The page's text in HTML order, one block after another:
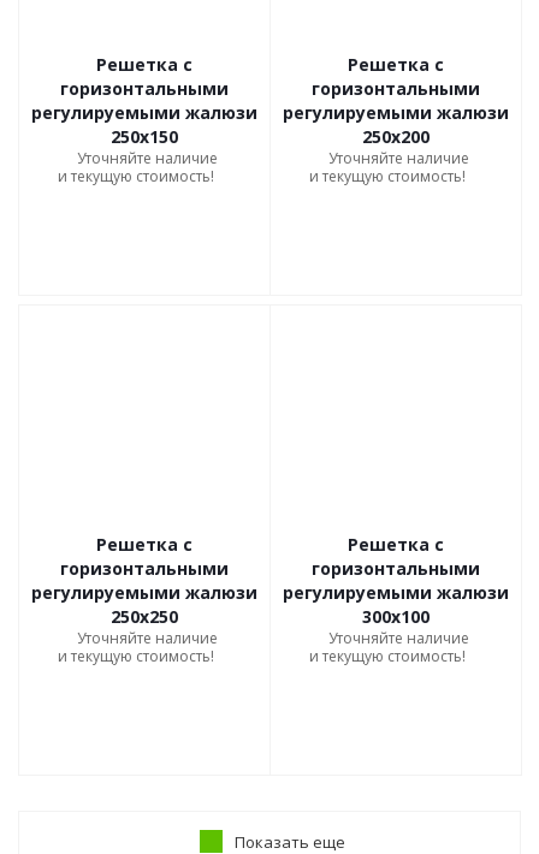
Решетка с
горизонтальными
регулируемыми жалюзи
250х150
Уточняйте наличие
и текущую стоимость!
Решетка с
горизонтальными
регулируемыми жалюзи
250х200
Уточняйте наличие
и текущую стоимость!
Решетка с
горизонтальными
регулируемыми жалюзи
250х250
Уточняйте наличие
и текущую стоимость!
Решетка с
горизонтальными
регулируемыми жалюзи
300х100
Уточняйте наличие
и текущую стоимость!
Показать еще